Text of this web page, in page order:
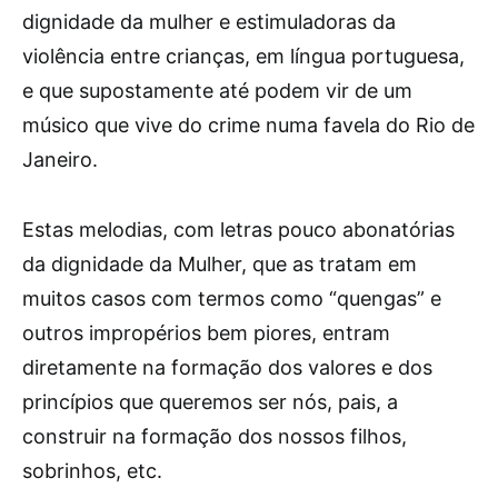
dignidade da mulher e estimuladoras da
violência entre crianças, em língua portuguesa,
e que supostamente até podem vir de um
músico que vive do crime numa favela do Rio de
Janeiro.
Estas melodias, com letras pouco abonatórias
da dignidade da Mulher, que as tratam em
muitos casos com termos como “quengas” e
outros impropérios bem piores, entram
diretamente na formação dos valores e dos
princípios que queremos ser nós, pais, a
construir na formação dos nossos filhos,
sobrinhos, etc.